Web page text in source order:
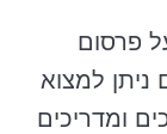
פרסום
ניתן למצוא
ומדריכים